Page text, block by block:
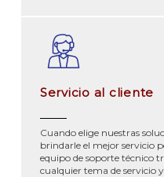
Servicio al cliente
Cuando elige nuestras
brindarle el mejor servicio
equipo de soporte técnico
cualquier tema de servicio